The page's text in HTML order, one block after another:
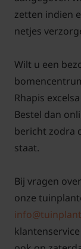
De
tijdens de
voldoende
kan
verpakking
voor de juiste
Verpotten
Omdat de
verpotten niet
is voldoende.
zetten indien
netjes
Wilt u een
Rhapis
Bestel dan
bericht zodra
staat.
Bij vragen
onze